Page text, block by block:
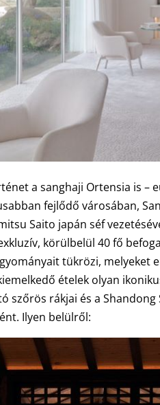
a sanghaji Ortensia is –
fejlődő városában,
Saito japán séf
körülbelül 40 fő
tükrözi, melyeket
ételek olyan
szőrös rákjai és a
Ilyen belülről: